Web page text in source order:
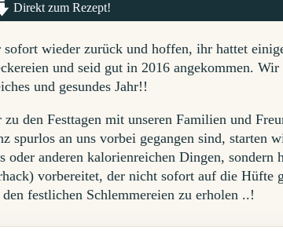
Direkt zum Rezept!
wieder zurück und hoffen, ihr hattet
und seid gut in 2016 angekommen. Wir
und gesundes Jahr!!
den Festtagen mit unseren Familien und
spurlos an uns vorbei gegangen sind, starten
anderen kalorienreichen Dingen, sondern
vorbereitet, der nicht sofort auf die Hüfte
festlichen Schlemmereien zu erholen ..!